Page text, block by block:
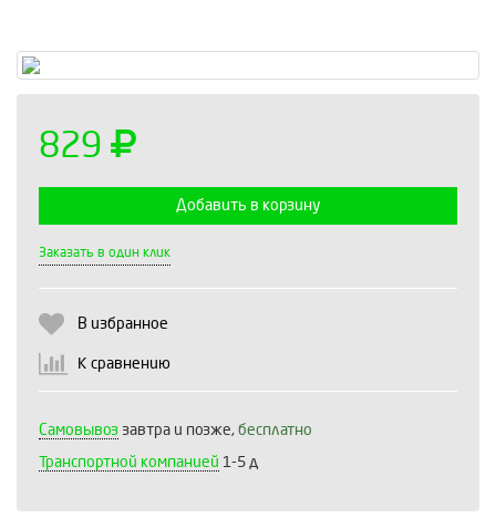
829
Добавить в корзину
Заказать в один клик
В избранное
К сравнению
Самовывоз завтра и позже, бесплатно
Транспортной компанией 1-5 д